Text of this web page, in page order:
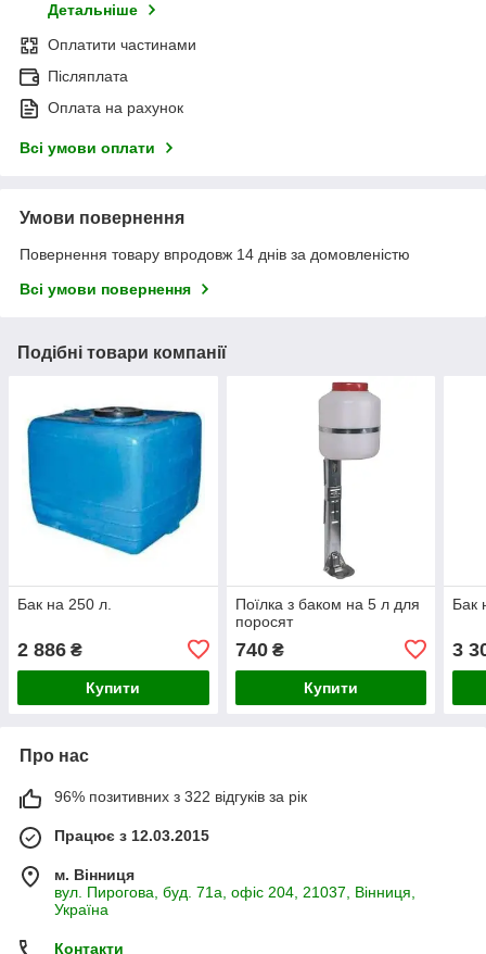
Детальніше
Оплатити частинами
Післяплата
Оплата на рахунок
Всі умови оплати
Умови повернення
Повернення товару впродовж 14 днів за домовленістю
Всі умови повернення
Подібні товари компанії
Бак на 250 л.
2 886 ₴
Купити
Поїлка з баком на 5 л для
поросят
740₴
Купити
Бак
3
Про нас
96% позитивних з 322 відгуків за рік
Працює з 12.03.2015
м. Вінниця
вул. Пирогова, буд. 71а, офіс 204, 21037, Вінниця,
Україна
Контакти